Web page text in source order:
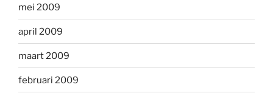
mei 2009
april 2009
maart 2009
februari 2009